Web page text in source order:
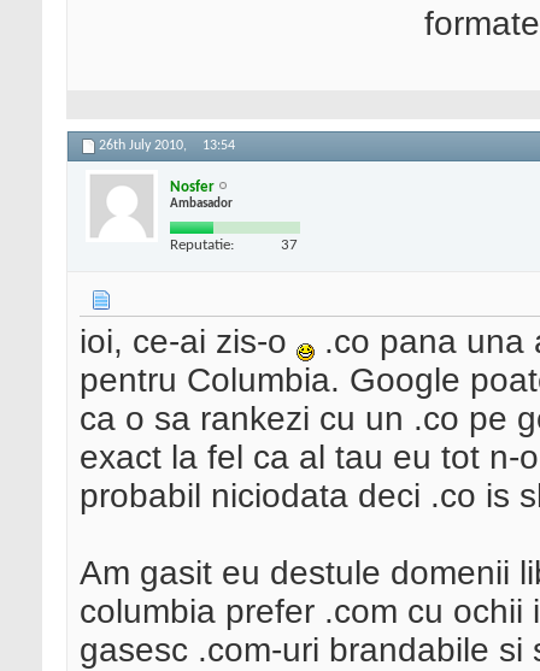
26th July 2010, 13:54
Nosfer
Ambasador
Reputatie: 37
ioi, ce-ai zis-o
.co pana una
pentru Columbia. Google
ca o sa rankezi cu un .co pe
exact la fel ca al tau eu tot n-
probabil niciodata deci .co is
Am gasit eu destule domenii
columbia prefer .com cu
gasesc .com-uri brandabile si